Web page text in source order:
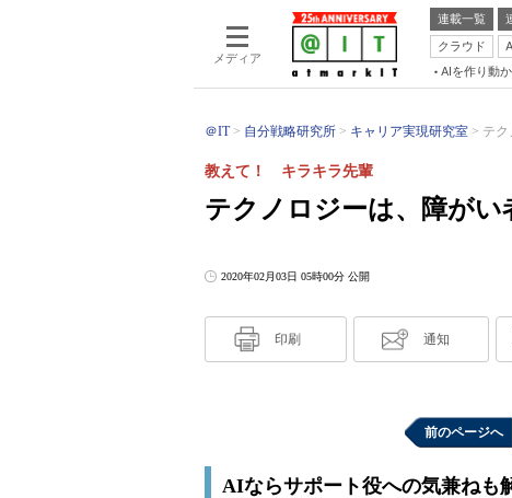
メディア
連載一覧
クラウド
AIを作り動
＠IT 自分戦略研究所 キャリア実現研究室 テク
テクノロジーは、障がい
教えて！ キラキラ先輩
2020年02月03日 05時00分 公開
印刷 通知
前のページへ
AIならサポート役への気兼ねも